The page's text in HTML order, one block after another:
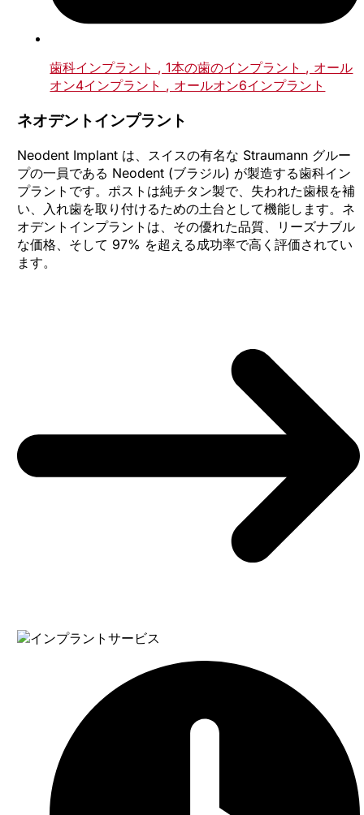
歯科インプラント , 1本の歯のインプラント , オール
オン4インプラント , オールオン6インプラント
ネオデントインプラント
Neodent Implant は、スイスの有名な Straumann グルー
プの一員である Neodent (ブラジル) が製造する歯科イン
プラントです。ポストは純チタン製で、失われた歯根を補
い、入れ歯を取り付けるための土台として機能します。ネ
オデントインプラントは、その優れた品質、リーズナブル
な価格、そして 97% を超える成功率で高く評価されてい
ます。